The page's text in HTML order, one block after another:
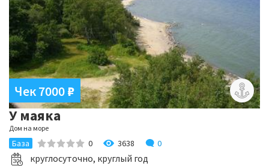
Чек 7000₽
У маяка
Дом на море
База 0 3638 0
круглосуточно, круглый год